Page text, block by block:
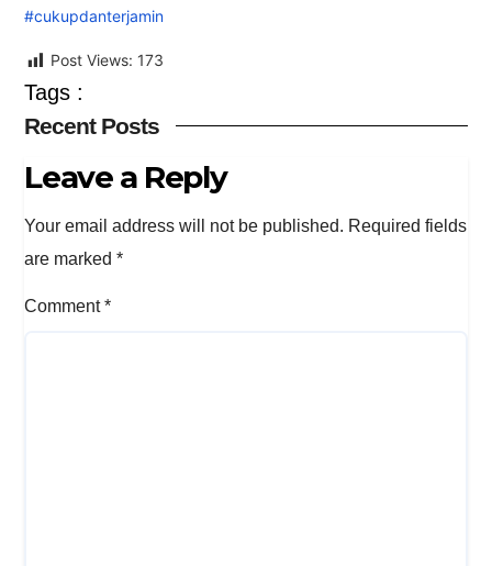
#cukupdanterjamin
Post Views: 173
Tags :
Recent Posts
Leave a Reply
Your email address will not be published. Required fields
are marked*
Comment*